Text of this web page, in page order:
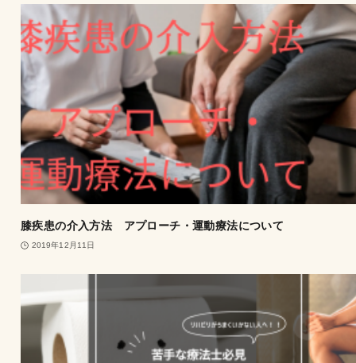
膝疾患の介入方法 アプローチ・運動療法について
2019年12月11日